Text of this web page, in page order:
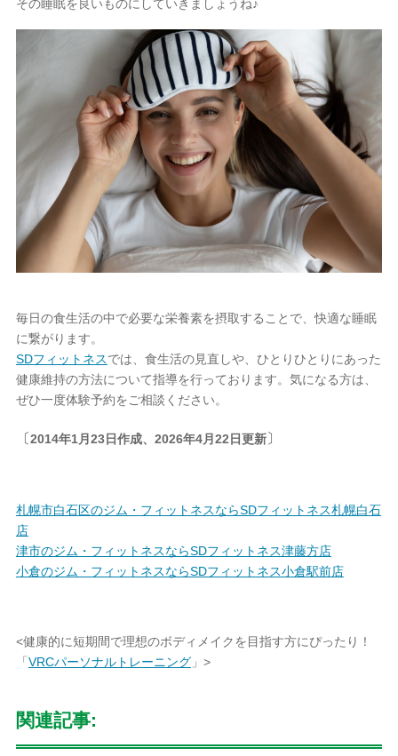
その睡眠を良いものにしていきましょうね♪
毎日の食生活の中で必要な栄養素を摂取することで、快適な睡眠
に繋がります。
SDフィットネスでは、食生活の見直しや、ひとりひとりにあった
健康維持の方法について指導を行っております。気になる方は、
ぜひ一度体験予約をご相談ください。
〔2014年1月23日作成、2026年4月22日更新〕
札幌市白石区のジム・フィットネスならSDフィットネス札幌白石
店
津市のジム・フィットネスならSDフィットネス津藤方店
小倉のジム・フィットネスならSDフィットネス小倉駅前店
<健康的に短期間で理想のボディメイクを目指す方にぴったり！
「 VRCパーソナルトレーニング」>
関連記事: